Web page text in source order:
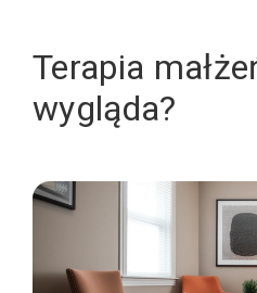
Terapia
wygląda?